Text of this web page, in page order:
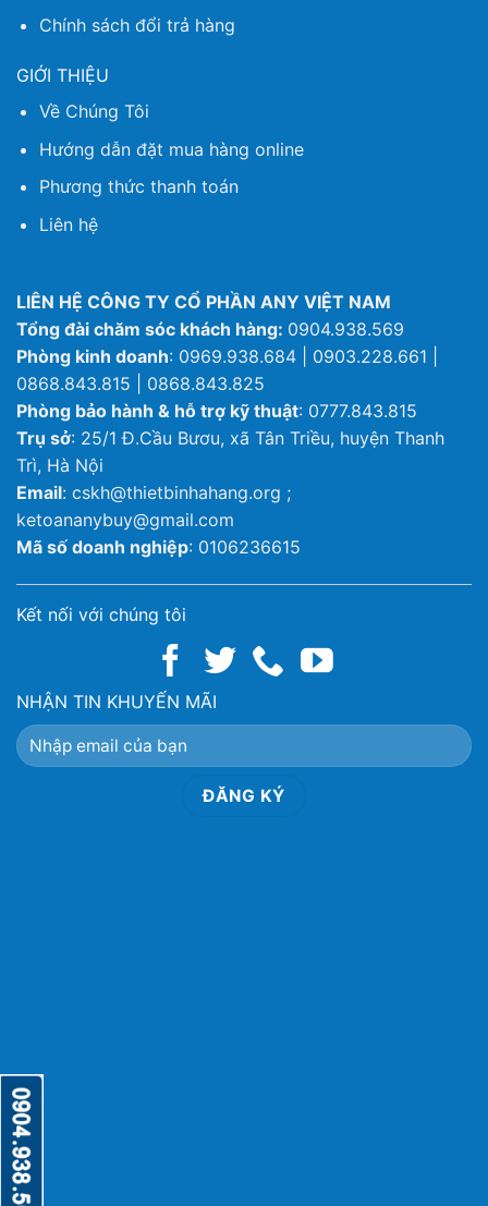
Chính sách đổi trả hàng
GIỚI THIỆU
Về Chúng Tôi
Hướng dẫn đặt mua hàng online
Phương thức thanh toán
Liên hệ
LIÊN HỆ CÔNG TY CỔ PHẦN ANY VIỆT NAM
Tổng đài chăm sóc khách hàng: 0904.938.569
Phòng kinh doanh: 0969.938.684 | 0903.228.661 |
0868.843.815 | 0868.843.825
Phòng bảo hành & hỗ trợ kỹ thuật: 0777.843.815
Trụ sở: 25/1 Đ.Cầu Bươu, xã Tân Triều, huyện Thanh
Trì, Hà Nội
Email: cskh@thietbinhahang.org ;
ketoananybuy@gmail.com
Mã số doanh nghiệp: 0106236615
Kết nối với chúng tôi
NHẬN TIN KHUYẾN MÃI